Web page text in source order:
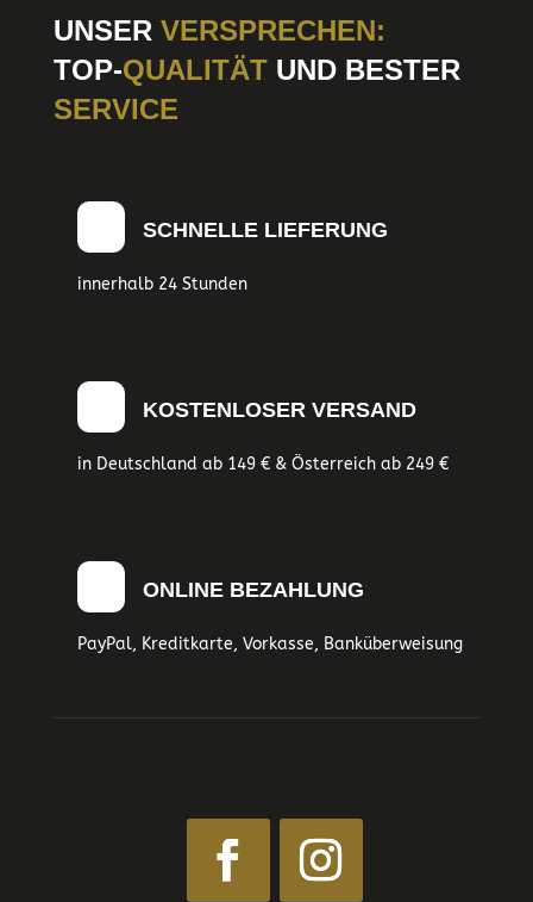
UNSER VERSPRECHEN:
TOP-QUALITÄTUND BESTER
SERVICE
SCHNELLE LIEFERUNG
innerhalb 24 Stunden
KOSTENLOSER VERSAND
in Deutschland ab 149 € & Österreich ab 249 €
ONLINE BEZAHLUNG
PayPal, Kreditkarte, Vorkasse, Banküberweisung